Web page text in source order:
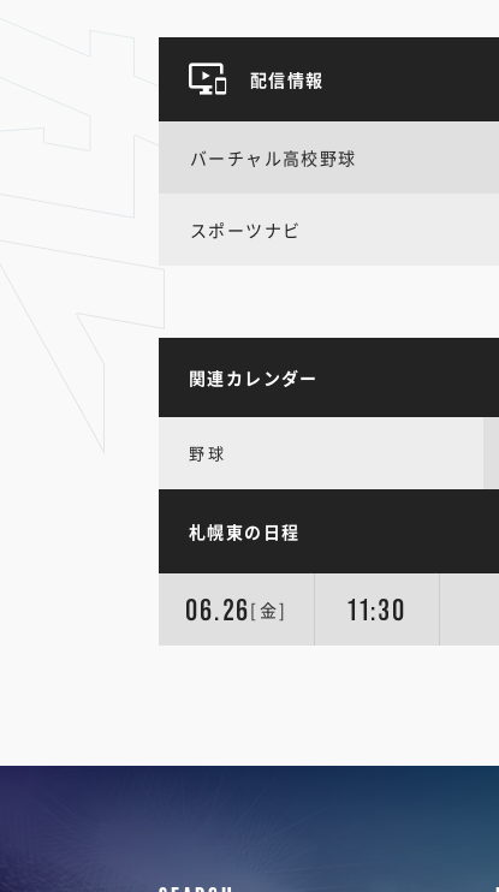
配信情報
バーチャル高校野球
スポーツナビ
関連カレンダー
野球
札幌東の日程
06.26[金] 11:30